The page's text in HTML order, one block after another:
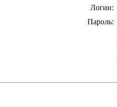
Логин:
Пароль: